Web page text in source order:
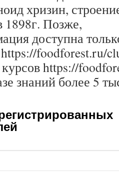
хризин,
1898г. Позже,
доступна
foodforest.ru/
https://
знаний более 5